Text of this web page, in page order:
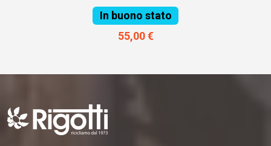
In buono stato
55,00 €